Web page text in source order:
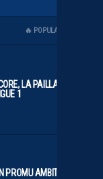
🔥 POPULAIRES
LA PAILLADE EN
1
PROMU AMBITIEUX